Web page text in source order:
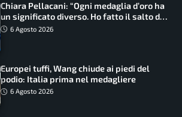
Chiara Pellacani: “Ogni medaglia d’oro ha
un significato diverso. Ho fatto il salto di
qualità”
6 Agosto 2026
Europei tuffi, Wang chiude ai piedi del
podio: Italia prima nel medagliere
6 Agosto 2026